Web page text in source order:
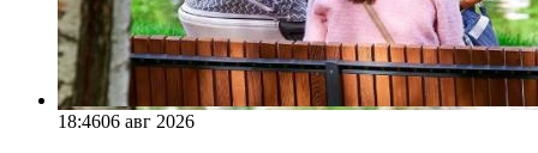
18:4606 авг 2026